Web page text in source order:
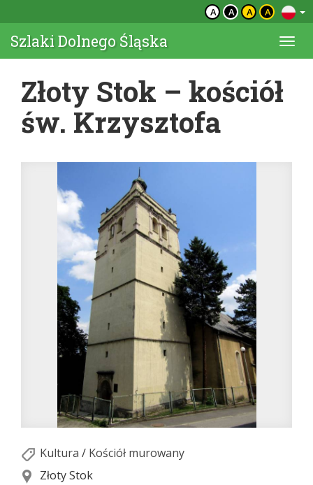
A A A A
Szlaki Dolnego Śląska
Złoty Stok – kościół
św. Krzysztofa
Kultura / Kościół murowany
Złoty Stok